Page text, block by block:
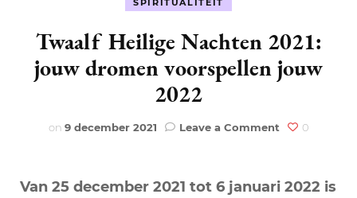
SPIRITUALITEIT
Twaalf Heilige Nachten 2021:
jouw dromen voorspellen jouw
2022
on 9 december 2021 Leave a Commenton
2021:
0
Van 25 december 2021 tot 6 januari 2022 is